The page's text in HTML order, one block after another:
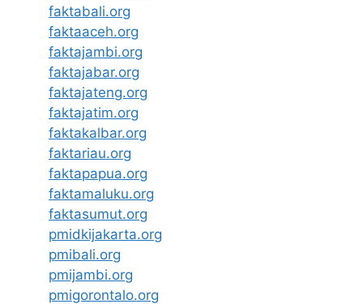
faktabali.org
faktaaceh.org
faktajambi.org
faktajabar.org
faktajateng.org
faktajatim.org
faktakalbar.org
faktariau.org
faktapapua.org
faktamaluku.org
faktasumut.org
pmidkijakarta.org
pmibali.org
pmijambi.org
pmigorontalo.org